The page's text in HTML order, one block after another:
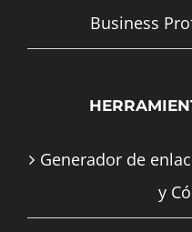
Business
Generador de
y